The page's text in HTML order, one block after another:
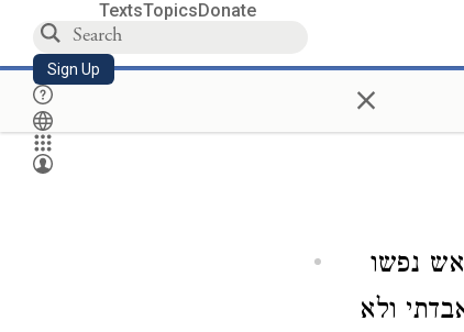
TextsTopicsDonate
Sign Up ×
נפשו
ולא